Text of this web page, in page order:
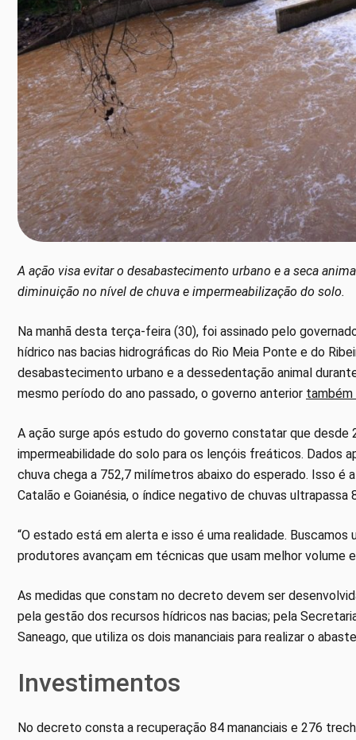
A ação visa evitar o desabastecimento urbano e a seca
diminuição no nível de chuva e impermeabilização do solo.
Na manhã desta terça-feira (30), foi assinado pelo
hídrico nas bacias hidrográficas do Rio Meia Ponte e do
desabastecimento urbano e a dessedentação animal
mesmo período do ano passado, o governo anterior também
A ação surge após estudo do governo constatar que desde
impermeabilidade do solo para os lençóis freáticos. Dados
chuva chega a 752,7 milímetros abaixo do esperado. Isso é
Catalão e Goianésia, o índice negativo de chuvas ultrapassa
“O estado está em alerta e isso é uma realidade.
produtores avançam em técnicas que usam melhor volume
As medidas que constam no decreto devem ser
pela gestão dos recursos hídricos nas bacias; pela
Saneago, que utiliza os dois mananciais para realizar o
Investimentos
No decreto consta a recuperação 84 mananciais e 276